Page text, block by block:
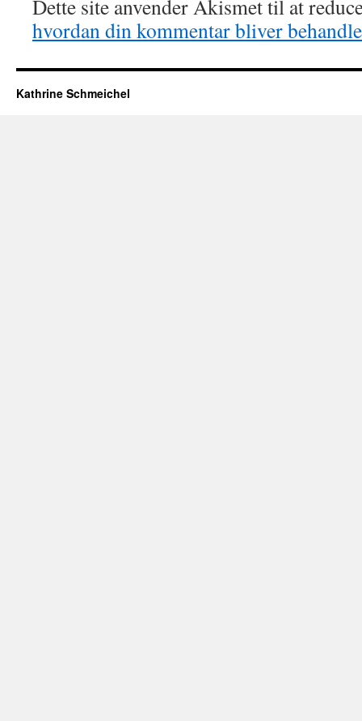
Dette site anvender Akismet til at
hvordan din kommentar bliver
Kathrine Schmeichel